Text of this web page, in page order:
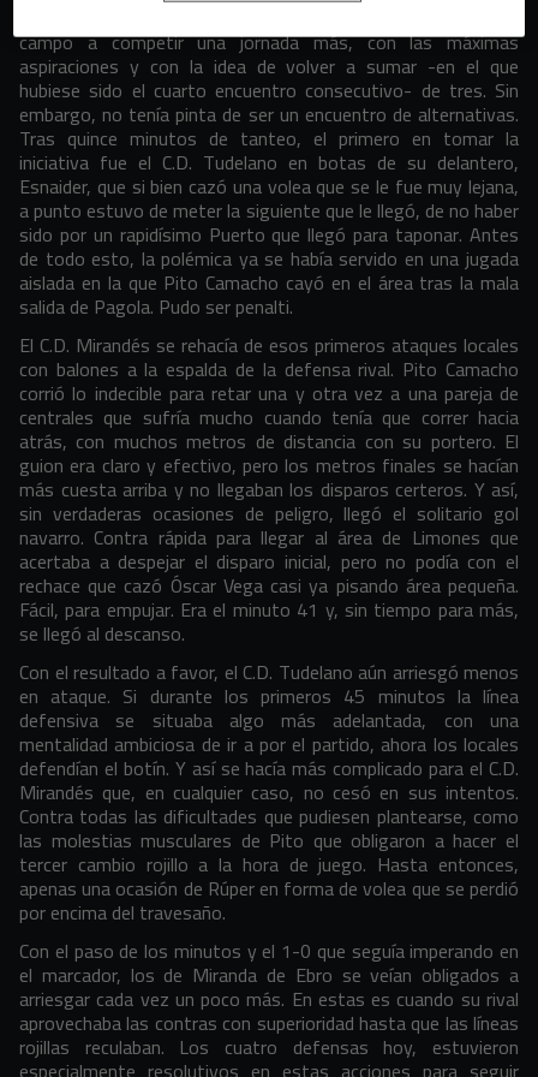
campo a competir una jornada más, con las máximas
aspiraciones y con la idea de volver a sumar -en el que
hubiese sido el cuarto encuentro consecutivo- de tres. Sin
embargo, no tenía pinta de ser un encuentro de alternativas.
Tras quince minutos de tanteo, el primero en tomar la
iniciativa fue el C.D. Tudelano en botas de su delantero,
Esnaider, que si bien cazó una volea que se le fue muy lejana,
a punto estuvo de meter la siguiente que le llegó, de no haber
sido por un rapidísimo Puerto que llegó para taponar. Antes
de todo esto, la polémica ya se había servido en una jugada
aislada en la que Pito Camacho cayó en el área tras la mala
salida de Pagola. Pudo ser penalti.
El C.D. Mirandés se rehacía de esos primeros ataques locales
con balones a la espalda de la defensa rival. Pito Camacho
corrió lo indecible para retar una y otra vez a una pareja de
centrales que sufría mucho cuando tenía que correr hacia
atrás, con muchos metros de distancia con su portero. El
guion era claro y efectivo, pero los metros finales se hacían
más cuesta arriba y no llegaban los disparos certeros. Y así,
sin verdaderas ocasiones de peligro, llegó el solitario gol
navarro. Contra rápida para llegar al área de Limones que
acertaba a despejar el disparo inicial, pero no podía con el
rechace que cazó Óscar Vega casi ya pisando área pequeña.
Fácil, para empujar. Era el minuto 41 y, sin tiempo para más,
se llegó al descanso.
Con el resultado a favor, el C.D. Tudelano aún arriesgó menos
en ataque. Si durante los primeros 45 minutos la línea
defensiva se situaba algo más adelantada, con una
mentalidad ambiciosa de ir a por el partido, ahora los locales
defendían el botín. Y así se hacía más complicado para el C.D.
Mirandés que, en cualquier caso, no cesó en sus intentos.
Contra todas las dificultades que pudiesen plantearse, como
las molestias musculares de Pito que obligaron a hacer el
tercer cambio rojillo a la hora de juego. Hasta entonces,
apenas una ocasión de Rúper en forma de volea que se perdió
por encima del travesaño.
Con el paso de los minutos y el 1-0 que seguía imperando en
el marcador, los de Miranda de Ebro se veían obligados a
arriesgar cada vez un poco más. En estas es cuando su rival
aprovechaba las contras con superioridad hasta que las líneas
rojillas reculaban. Los cuatro defensas hoy, estuvieron